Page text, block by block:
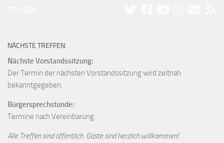
NÄCHSTE TREFFEN:
Nächste Vorstandssitzung:
Der Termin der nächsten Vorstandssitzung wird zeitnah
bekanntgegeben.
Bürgersprechstunde:
Termine nach Vereinbarung
Alle Treffen sind öffentlich. Gäste sind herzlich willkommen!